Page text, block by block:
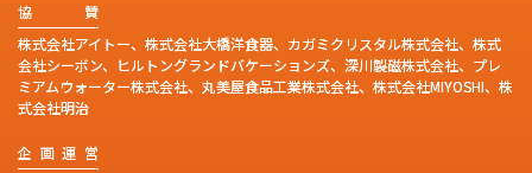
協
賛
株式会社アイトー、株式会社大橋洋食器、カガミクリスタル株式会社、株式
会社シーボン、ヒルトングランドバケーションズ、深川製磁株式会社、プレ
ミアムウォーター株式会社、丸美屋食品工業株式会社、株式会社MIYOSHI、株
式会社明治
企 画 運 営